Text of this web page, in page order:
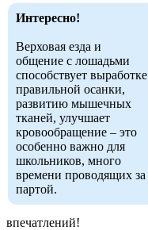
Интересно!
Верховая езда и
общение с лошадьми
способствует выработке
правильной осанки,
развитию мышечных
тканей, улучшает
кровообращение – это
особенно важно для
школьников, много
времени проводящих за
партой.
впечатлений!